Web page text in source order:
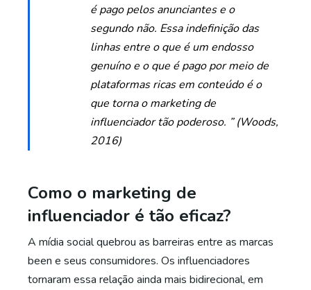
é pago pelos anunciantes e o
segundo não. Essa indefinição das
linhas entre o que é um endosso
genuíno e o que é pago por meio de
plataformas ricas em conteúdo é o
que torna o marketing de
influenciador tão poderoso. ” (Woods,
2016)
Como o marketing de
influenciador é tão eficaz?
A mídia social quebrou as barreiras entre as marcas
been e seus consumidores. Os influenciadores
tornaram essa relação ainda mais bidirecional, em